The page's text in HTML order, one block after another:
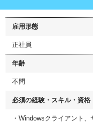
雇用形態
正社員
年齢
不問
必須の経験・スキル・資格
・Windowsクライアント